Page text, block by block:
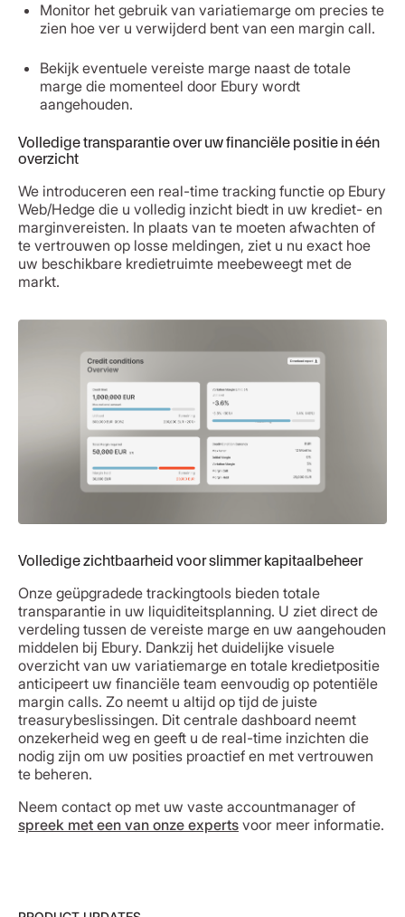
Monitor het gebruik van variatiemarge om precies te
zien hoe ver u verwijderd bent van een margin call.
Bekijk eventuele vereiste marge naast de totale
marge die momenteel door Ebury wordt
aangehouden.
Volledige transparantie over uw financiële positie in één
overzicht
We introduceren een real-time tracking functie op Ebury
Web/Hedge die u volledig inzicht biedt in uw krediet- en
marginvereisten. In plaats van te moeten afwachten of
te vertrouwen op losse meldingen, ziet u nu exact hoe
uw beschikbare kredietruimte meebeweegt met de
markt.
Volledige zichtbaarheid voor slimmer kapitaalbeheer
Onze geüpgradede trackingtools bieden totale
transparantie in uw liquiditeitsplanning. U ziet direct de
verdeling tussen de vereiste marge en uw aangehouden
middelen bij Ebury. Dankzij het duidelijke visuele
overzicht van uw variatiemarge en totale kredietpositie
anticipeert uw financiële team eenvoudig op potentiële
margin calls. Zo neemt u altijd op tijd de juiste
treasurybeslissingen. Dit centrale dashboard neemt
onzekerheid weg en geeft u de real-time inzichten die
nodig zijn om uw posities proactief en met vertrouwen
te beheren.
Neem contact op met uw vaste accountmanager of
spreek met een van onze experts voor meer informatie.